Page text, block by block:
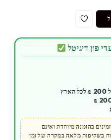
פון דיגיטל
בהזמנה מיוחדת ואינם
בשקיפות מלאה במקרה של זמן